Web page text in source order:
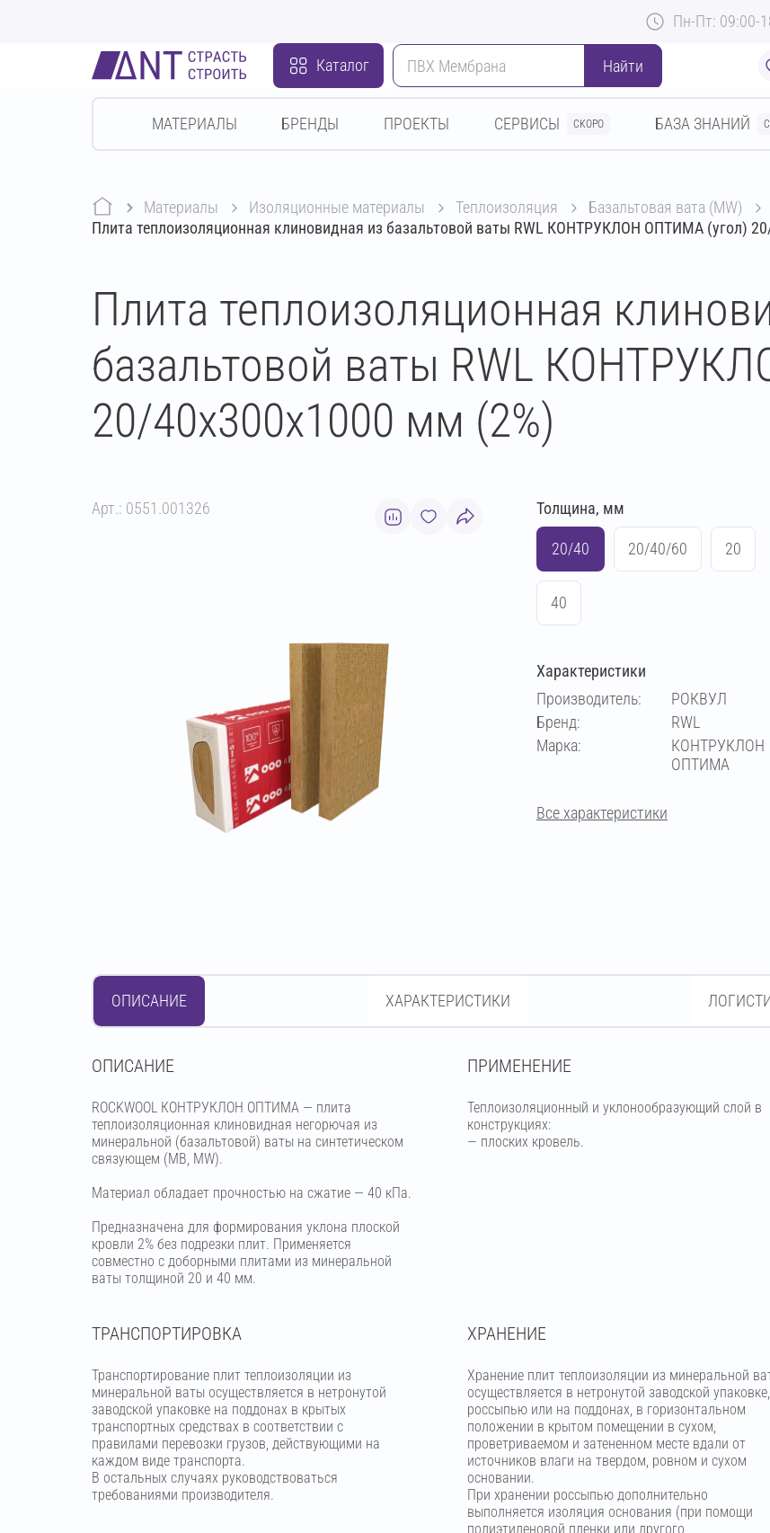
Пн-Пт: 09:00-
Каталог Найти
МАТЕРИАЛЫ БРЕНДЫ ПРОЕКТЫ СЕРВИСЫ СКОРО БАЗА ЗНАНИЙ
Материалы изоляционные материалы теплоизоляция
базальтовая вата (MW)
Плита теплоизоляционная клиновидная из базальтовой ваты RWL КОНТРУКЛОН ОПТИМА (угол)
Плита теплоизоляционная
базальтовой ваты RWL
20/40х300х1000 мм (2%)
Арт.: 0551.001326 Толщина, мм
20/40 20/40/60 20
40
Характеристики
Производитель:
РОКВУЛ
Бренд:
RWL
Марка:
КОНТРУКЛОН
ОПТИМА
Все характеристики
ОПИСАНИЕ ХАРАКТЕРИСТИКИ
OПИСАНИЕ
ROCKWOOL КОНТРУКЛОН ОПТИМА — плита
теплоизоляционная клиновидная негорючая из
минеральной (базальтовой) ваты на синтетическом
связующем (МВ, MW).
Материал обладает прочностью на сжатие — 40 кПа.
Предназначена для формирования уклона плоской
кровли 2% без подрезки плит. Применяется
совместно с доборными плитами из минеральной
ваты толщиной 20 и 40 мм.
ПРИМЕНЕНИЕ
Теплоизоляционный и уклонообразующий слой в
конструкциях:
— плоских кровель.
ТРАНСПОРТИРОВКА
Транспортирование плит теплоизоляции из
минеральной ваты осуществляется в нетронутой
заводской упаковке на поддонах в крытых
транспортных средствах в соответствии с
правилами перевозки грузов, действующими на
каждом виде транспорта.
В остальных случаях руководствоваться
требованиями производителя.
ХРАНЕНИЕ
Хранение плит теплоизоляции из минеральной
осуществляется в нетронутой заводской упаковке,
россыпью или на поддонах, в горизонтальном
положении в крытом помещении в сухом,
проветриваемом и затененном месте вдали от
источников влаги на твердом, ровном и сухом
основании.
При хранении россыпью дополнительно
выполняется изоляция основания (при помощи
полиэтиленовой пленки или другого